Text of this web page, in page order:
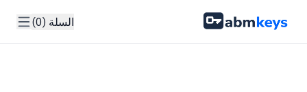
السلة (0)